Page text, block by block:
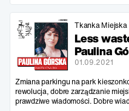
Tkanka Miejska
Less
Paulina
01.09.2021
Zmiana parkingu na park
rewolucja, dobre zarządzanie
prawdziwe wiadomości. Dobre